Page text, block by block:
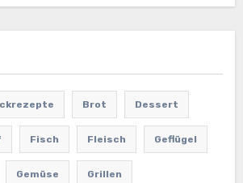
Brot Dessert
Fisch Fleisch Geflügel
Gemüse Grillen